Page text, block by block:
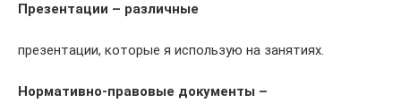
Презентации – различные
презентации, которые я использую на занятиях.
Нормативно-правовые документы –